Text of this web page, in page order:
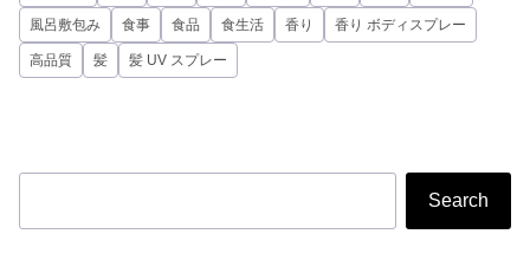
風呂敷包み 食事 食品 食生活 香り 香り ボディスプレー
高品質 髪 髪 UV スプレー